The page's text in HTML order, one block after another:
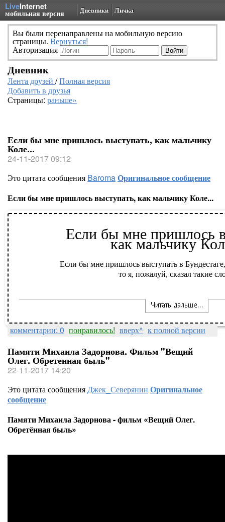
LiveInternet
мобильная версия Дневники Личка
Вы были перенаправлены на мобильную версию
страницы. Вернуться!
Авторизация
Дневник
Лента друзей /Полная версия
Добавить в друзья
Страницы: раньше»
Если бы мне пришлось выступать, как мальчику
Коле...
24-11-2017 09:12
Это цитата сообщения BaromaОригинальное сообщение
Если бы мне пришлось выступать, как мальчику Коле...
Если бы мне пришлось
как мальчику
Если бы мне пришлось выступать в
то я, пожалуй, сказал такие
комментарии: 0 понравилось! вверх^ к полной версии
Памяти Михаила Задорнова. Фильм "Вещий
Олег. Обретенная быль"
22-11-2017 14:20
Это цитата сообщенияДжек_Северянин Оригинальное
сообщение
Памяти Михаила Задорнова - фильм «Вещий Олег.
Обретённая быль»